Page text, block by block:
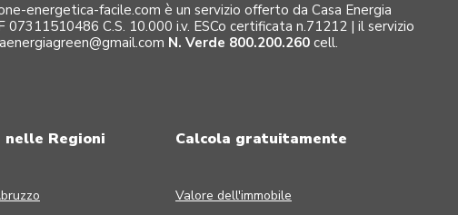
energetica-facile.com è un servizio offerto da Casa Energia
C.S. 10.000 i.v. ESCo certificata n.71212 | il servizio
N. Verde 800.200.260 cell.
nelle Regioni Calcola gratuitamente
Valore dell'immobile